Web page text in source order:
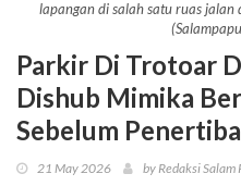
lapangan di salah satu ruas
Parkir Di Trotoar
Dishub Mimika
Sebelum
21 May 2026 by Redaksi Salam